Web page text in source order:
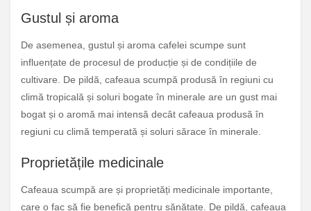
Gustul și aroma
De asemenea, gustul și aroma cafelei scumpe sunt
influențate de procesul de producție și de condițiile de
cultivare. De pildă, cafeaua scumpă produsă în regiuni cu
climă tropicală și soluri bogate în minerale are un gust mai
bogat și o aromă mai intensă decât cafeaua produsă în
regiuni cu climă temperată și soluri sărace în minerale.
Proprietățile medicinale
Cafeaua scumpă are și proprietăți medicinale importante,
care o fac să fie benefică pentru sănătate. De pildă, cafeaua